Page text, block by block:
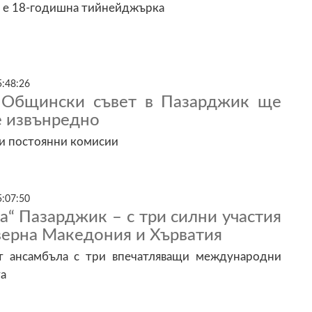
18-годишна тийнейджърка
Общински съвет в Пазарджик ще
извънредно
постоянни комисии
Пазарджик – с три силни участия
Македония и Хърватия
ансамбъла с три впечатляващи международни